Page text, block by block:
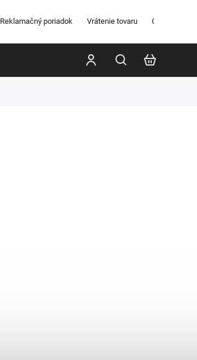
Reklamačný poriadok Vrátenie tovaru Obchodné
Značky